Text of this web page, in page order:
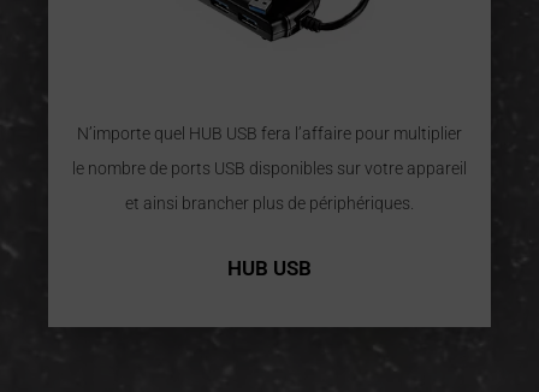
N’importe quel HUB USB fera l’affaire pour multiplier
le nombre de ports USB disponibles sur votre appareil
et ainsi brancher plus de périphériques.
HUB USB